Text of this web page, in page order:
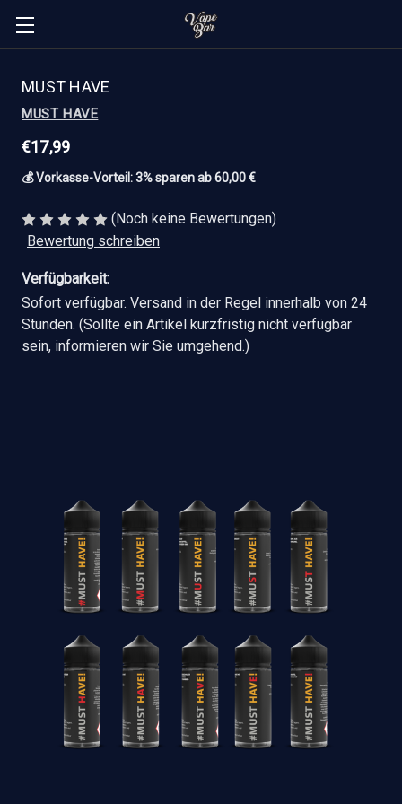
MUST HAVE
MUST HAVE
€17,99
💰 Vorkasse-Vorteil: 3% sparen ab 60,00 €
(Noch keine Bewertungen)
Bewertung schreiben
Verfügbarkeit:
Sofort verfügbar. Versand in der Regel innerhalb von 24
Stunden. (Sollte ein Artikel kurzfristig nicht verfügbar
sein, informieren wir Sie umgehend.)